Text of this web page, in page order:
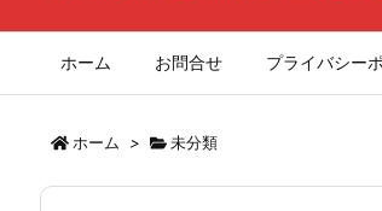
ホーム お問合せ プライバシー
ホーム > 未分類